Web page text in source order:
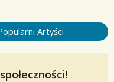
Artyści